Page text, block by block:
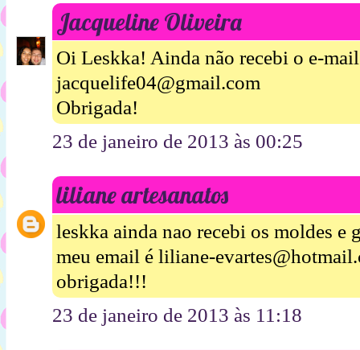
Jacqueline Oliveira
Oi Leskka! Ainda não recebi o e-
jacquelife04@gmail.com
Obrigada!
23 de janeiro de 2013 às 00:25
liliane artesanatos
leskka ainda nao recebi os moldes e
meu email é liliane-
obrigada!!!
23 de janeiro de 2013 às 11:18